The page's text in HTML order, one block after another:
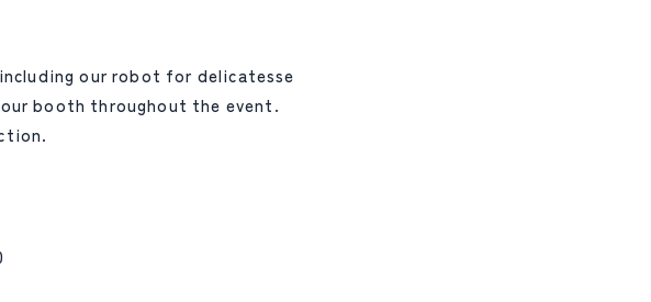
our robot for delicatesse
booth throughout the event.